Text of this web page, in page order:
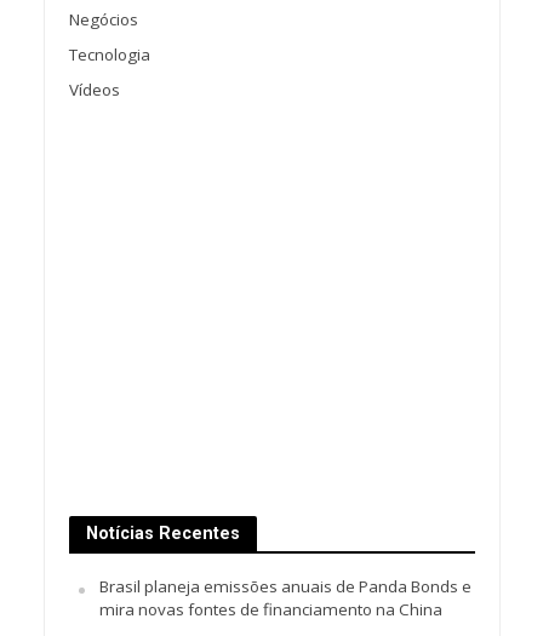
Negócios
Tecnologia
Vídeos
Notícias Recentes
Brasil planeja emissões anuais de Panda Bonds e
mira novas fontes de financiamento na China